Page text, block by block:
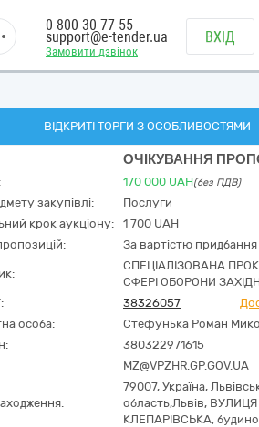
Замовити дзвінок
0 800 30 77 55
support@e-tender.ua ВХІД
ВІДКРИТІ ТОРГИ З ОСОБЛИВОСТЯМИ
ОЧІКУВАННЯ
170 000 UAH(без ПДВ)
закупівлі:
Послуги
крок аукціону:
1 700 UAH
За вартістю придбання
СПЕЦІАЛІЗОВАНА
СФЕРІ ОБОРОНИ
38326057
особа:
Стефунька Роман
380322971615
MZ@VPZHR.GP.GOV.UA
79007, Україна,
область,Львів, ВУЛИЦЯ
КЛЕПАРІВСЬКА,